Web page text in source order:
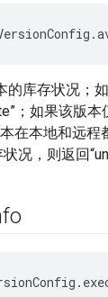
的库存状况；
；如果该版
在本地和远程
况，则返回